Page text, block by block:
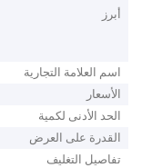
أبرز
اسم العلامة التجارية
الأسعار
الحد الأدنى لكمية
القدرة على العرض
تفاصيل التغليف